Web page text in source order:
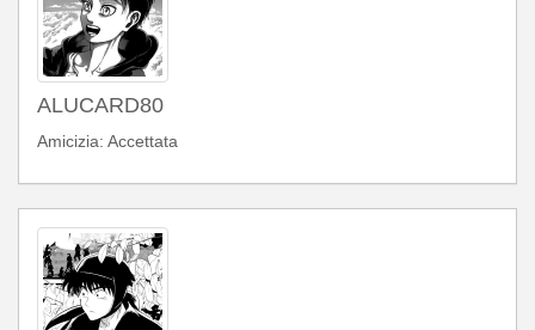
ALUCARD80
Amicizia: Accettata